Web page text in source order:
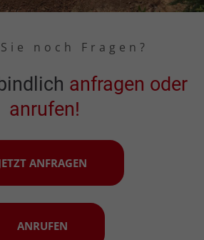
noch Fragen?
anfragen oder
anrufen!
ANFRAGEN
ANRUFEN